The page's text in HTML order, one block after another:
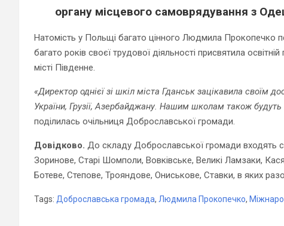
органу місцевого самоврядування з
Натомість у Польщі багато цінного Людмила Прокопечко
багато років своєї трудової діяльності присвятила
місті Південне.
«Директор однієї зі шкіл міста Гданськ зацікавила своїм
України, Грузії, Азербайджану. Нашим школам також
поділилась очільниця Доброславської громади.
Довідково. До складу Доброславської громади входять
Зоринове, Старі Шомполи, Вовківське, Великі Ламзаки,
Ботеве, Степове, Трояндове, Ониськове, Ставки, в яких
Tags: Доброславська громада, Людмила Прокопечко,